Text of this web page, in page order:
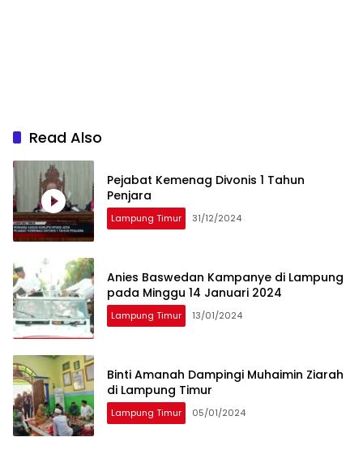
Read Also
Pejabat Kemenag Divonis 1 Tahun
Penjara
Lampung Timur 31/12/2024
Anies Baswedan Kampanye di Lampung
pada Minggu 14 Januari 2024
Lampung Timur 13/01/2024
Binti Amanah Dampingi Muhaimin Ziarah
di Lampung Timur
Lampung Timur 05/01/2024